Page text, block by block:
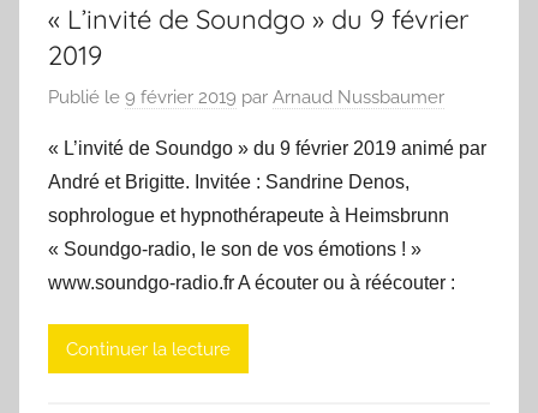
« L’invité de Soundgo » du 9 février
2019
Publié le 9 février 2019 par Arnaud Nussbaumer
« L’invité de Soundgo » du 9 février 2019 animé par
André et Brigitte. Invitée : Sandrine Denos,
sophrologue et hypnothérapeute à Heimsbrunn
« Soundgo-radio, le son de vos émotions ! »
www.soundgo-radio.fr A écouter ou à réécouter :
Continuer la lecture